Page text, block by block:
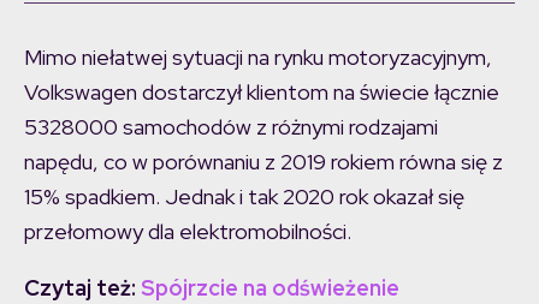
Mimo niełatwej sytuacji na rynku motoryzacyjnym,
Volkswagen dostarczył klientom na świecie łącznie
5328000 samochodów z różnymi rodzajami
napędu, co w porównaniu z 2019 rokiem równa się z
15% spadkiem. Jednak i tak 2020 rok okazał się
przełomowy dla elektromobilności.
Czytaj też: Spójrzcie na odświeżenie